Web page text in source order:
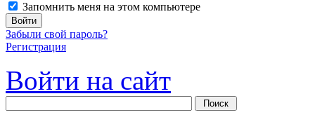
Запомнить меня на этом компьютере
Забыли свой пароль?
Регистрация
Войти на сайт